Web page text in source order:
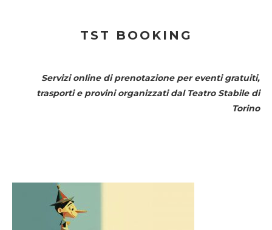
TST BOOKING
Servizi online di prenotazione per eventi gratuiti,
trasporti e provini organizzati dal Teatro Stabile di
Torino